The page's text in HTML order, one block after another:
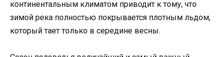
континентальным климатом приводит к тому, что
зимой река полностью покрывается плотным льдом,
который тает только в середине весны.